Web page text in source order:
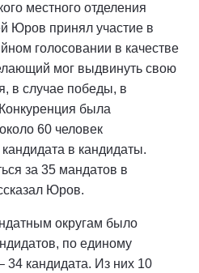
местного отделения
Юров принял участие в
голосовании в качестве
мог выдвинуть свою
в случае победы, в
была
60 человек
в кандидаты.
за 35 мандатов в
Юров.
округам было
по единому
34 кандидата. Из них 10